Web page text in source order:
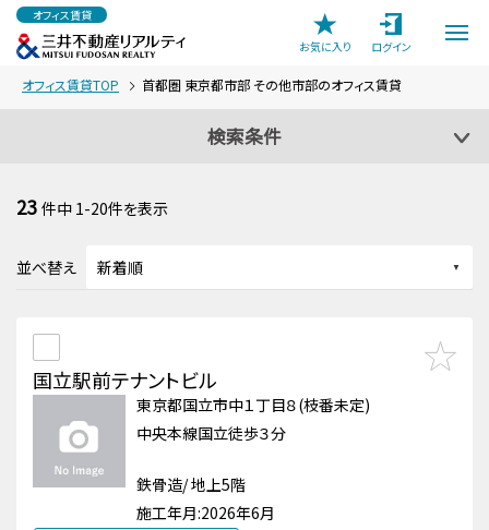
オフィス賃貸
お気に入り
ログイン
オフィス賃貸TOP 首都圏 東京都市部 その他市部のオフィス賃貸
検索条件
23 件中 1-20件を表示
並べ替え
国立駅前テナントビル
東京都国立市中１丁目８(枝番未定)
中央本線国立徒歩３分
鉄骨造/ 地上5階
施工年月:2026年6月